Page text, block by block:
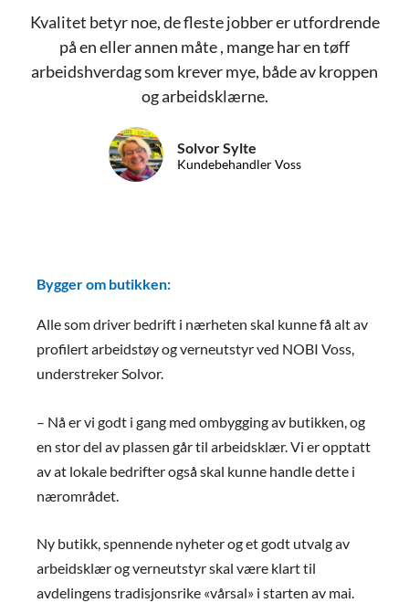
Kvalitet betyr noe, de fleste jobber er utfordrende
på en eller annen måte , mange har en tøff
arbeidshverdag som krever mye, både av kroppen
og arbeidsklærne.
Solvor Sylte
Kundebehandler Voss
Bygger om butikken:
Alle som driver bedrift i nærheten skal kunne få alt av
profilert arbeidstøy og verneutstyr ved NOBI Voss,
understreker Solvor.
– Nå er vi godt i gang med ombygging av butikken, og
en stor del av plassen går til arbeidsklær. Vi er opptatt
av at lokale bedrifter også skal kunne handle dette i
nærområdet.
Ny butikk, spennende nyheter og et godt utvalg av
arbeidsklær og verneutstyr skal være klart til
avdelingens tradisjonsrike «vårsal» i starten av mai.